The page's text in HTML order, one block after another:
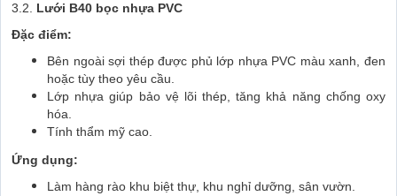
3.2. Lưới B40 bọc nhựa PVC
Đặc điểm:
Bên ngoài sợi thép được phủ lớp nhựa PVC màu xanh, đen
hoặc tùy theo yêu cầu.
Lớp nhựa giúp bảo vệ lõi thép, tăng khả năng chống oxy
hóa.
Tính thẩm mỹ cao.
Ứng dụng:
Làm hàng rào khu biệt thự, khu nghỉ dưỡng, sân vườn.